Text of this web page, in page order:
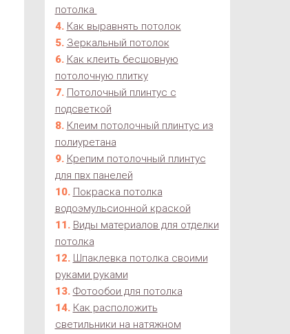
потолка
Как выравнять потолок
Зеркальный потолок
Как клеить бесшовную
потолочную плитку
Потолочный плинтус с
подсветкой
Клеим потолочный плинтус из
полиуретана
Крепим потолочный плинтус
для пвх панелей
Покраска потолка
водоэмульсионной краской
Виды материалов для отделки
потолка
Шпаклевка потолка своими
руками руками
Фотообои для потолка
Как расположить
светильники на натяжном